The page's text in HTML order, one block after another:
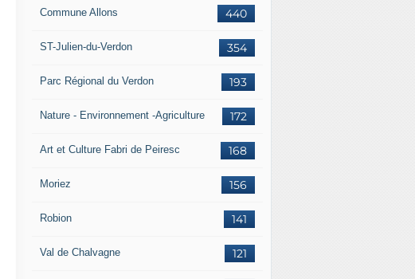
440
Commune Allons
354
ST-Julien-du-Verdon
193
Parc Régional du Verdon
172
Nature - Environnement -Agriculture
168
Art et Culture Fabri de Peiresc
156
Moriez
141
Robion
121
Val de Chalvagne